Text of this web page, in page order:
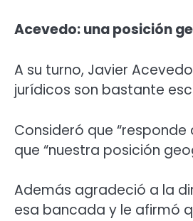
Acevedo: una posición
A su turno, Javier
jurídicos son bastante
Consideró que
que “nuestra posición
Además agradeció a la
esa bancada y le afirmó